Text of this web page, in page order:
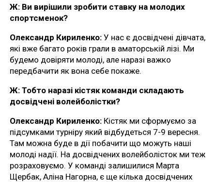
Ж: Ви вирішили зробити ставку на молодих
спортсменок?
Олександр Кириленко: У нас є досвідчені дівчата,
які вже багато років грали в аматорській лізі. Ми
будемо довіряти молоді, але наразі важко
передбачити як вона себе покаже.
Ж: Тобто наразі кістяк команди складають
досвідчені волейболістки?
Олександр Кириленко: Кістяк ми сформуємо за
підсумками турніру який відбудеться 7-9 вересня.
Там можна буде в дії побачити що можуть наші
молоді надії. На досвідчених волейболісток ми теж
розраховуємо. У команді залишилися Марта
Щербак, Аліна Нагорна, є ще кілька досвідчених